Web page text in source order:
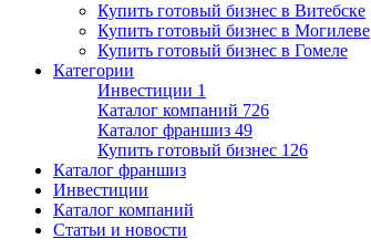
Купить готовый бизнес в Витебске
Купить готовый бизнес в Могилеве
Купить готовый бизнес в Гомеле
Категории
Инвестиции 1
Каталог компаний 726
Каталог франшиз 49
Купить готовый бизнес 126
Каталог франшиз
Инвестиции
Каталог компаний
Статьи и новости